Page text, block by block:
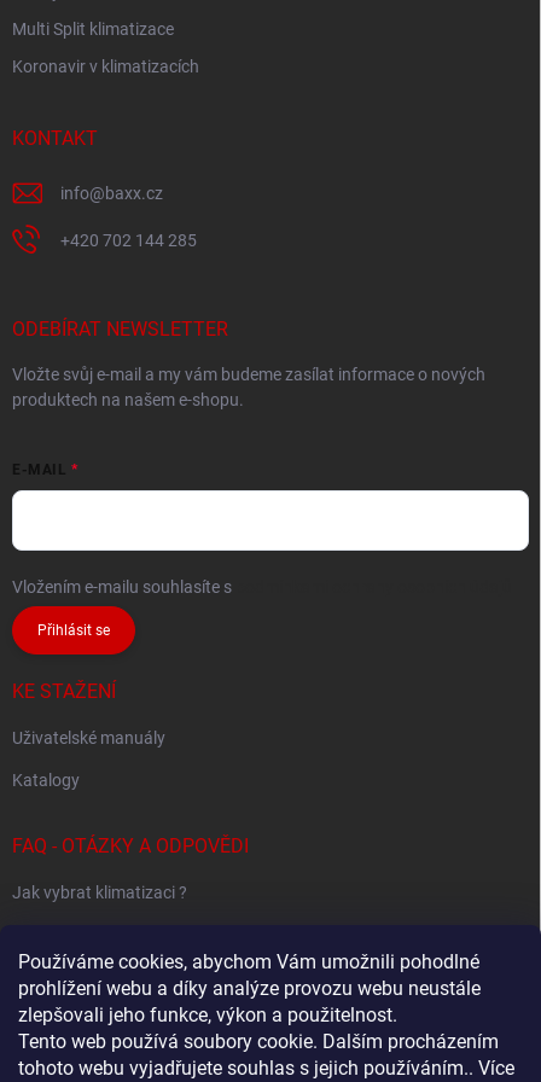
Používáme cookies, abychom Vám umožnili pohodlné
prohlížení webu a díky analýze provozu webu neustále
zlepšovali jeho funkce, výkon a použitelnost.
Tento web používá soubory cookie. Dalším procházením
tohoto webu vyjadřujete souhlas s jejich používáním.. Více
Multi Split klimatizace
Koronavir v klimatizacích
KONTAKT
info@baxx.cz
+420 702 144 285
ODEBÍRAT NEWSLETTER
Vložte svůj e-mail a my vám budeme zasílat informace o nových
produktech na našem e-shopu.
E-MAIL
Vložením e-mailu souhlasíte s
Přihlásit se
KE STAŽENÍ
Uživatelské manuály
Katalogy
FAQ - OTÁZKY A ODPOVĚDI
Jak vybrat klimatizaci ?
Jak určit potřebný výkon klimatizace ?
Sestavování Multi-Split systémů